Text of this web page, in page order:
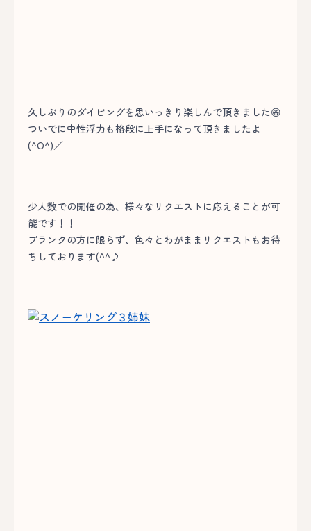
久しぶりのダイビングを思いっきり楽しんで頂きました😁
ついでに中性浮力も格段に上手になって頂きましたよ
(^O^)／
少人数での開催の為、様々なリクエストに応えることが可
能です！！
ブランクの方に限らず、色々とわがままリクエストもお待
ちしております(^^♪